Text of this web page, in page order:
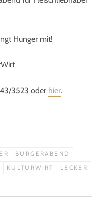
Hunger mit!
3523 oder hier.
BURGERABEND
KULTURWIRT LECKER